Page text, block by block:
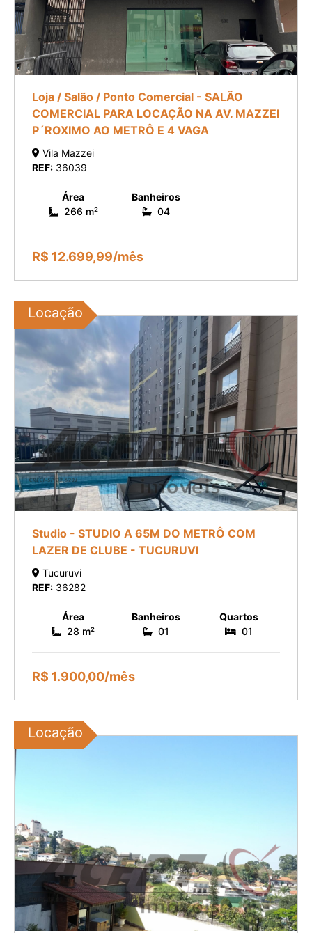
Loja / Salão / Ponto Comercial - SALÃO
COMERCIAL PARA LOCAÇÃO NA AV. MAZZEI
P´ROXIMO AO METRÔ E 4 VAGA
Vila Mazzei
REF: 36039
Área
266 m²
Banheiros
04
R$ 12.699,99/mês
Locação
Studio - STUDIO A 65M DO METRÔ COM
LAZER DE CLUBE - TUCURUVI
Tucuruvi
REF: 36282
Área
28 m²
Banheiros
01
Quartos
01
R$ 1.900,00/mês
Locação